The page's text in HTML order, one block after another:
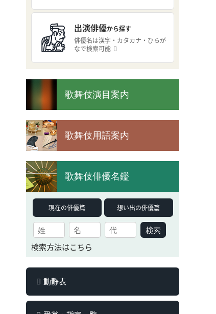
出演俳優から探す
俳優名は漢字・カタカナ・ひらが
なで検索可能
歌舞伎演目案内
歌舞伎用語案内
歌舞伎俳優名鑑
現在の俳優篇 想い出の俳優篇
検索
検索方法はこちら
動静表